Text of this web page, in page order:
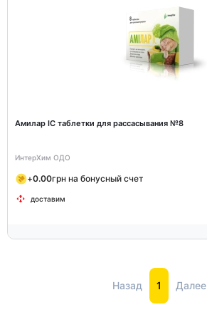
Амилар ІС таблетки для рассасывания №8
ИнтерХим ОДО
+0.00грн на бонусный счет
доставим
Назад 1 Далее